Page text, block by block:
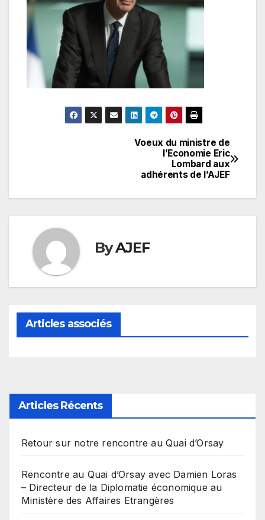
l’article
Voeux du ministre de
l’Economie Eric
Lombard aux
adhérents de l’AJEF
ByAJEF
Articles associés
Articles Récents
Retour sur notre rencontre au Quai d’Orsay
Rencontre au Quai d’Orsay avec Damien Loras
– Directeur de la Diplomatie économique au
Ministère des Affaires Etrangères